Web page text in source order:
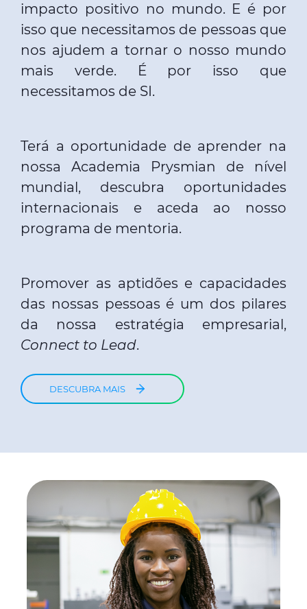
impacto positivo no mundo. E é por
isso que necessitamos de pessoas que
nos ajudem a tornar o nosso mundo
mais verde. É por isso que
necessitamos de SI.
Terá a oportunidade de aprender na
nossa Academia Prysmian de nível
mundial, descubra oportunidades
internacionais e aceda ao nosso
programa de mentoria.
Promover as aptidões e capacidades
das nossas pessoas é um dos pilares
da nossa estratégia empresarial,
Connect to Lead.
DESCUBRA MAIS